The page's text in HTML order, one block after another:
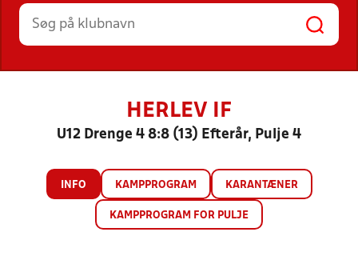
HOLD
HERLEV IF
U12 Drenge 4 8:8 (13) Efterår, Pulje 4
INFO KAMPPROGRAM KARANTÆNER
KAMPPROGRAM FOR PULJE